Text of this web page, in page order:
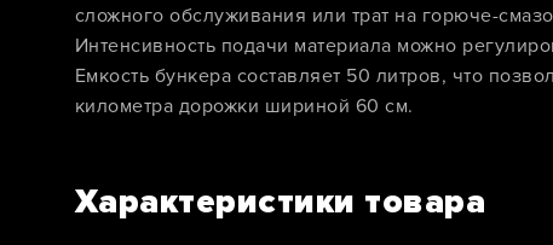
сложного обслуживания или трат на горюче-
Интенсивность подачи материала можно
Емкость бункера составляет 50 литров, что
километра дорожки шириной 60 см.
Характеристики товара